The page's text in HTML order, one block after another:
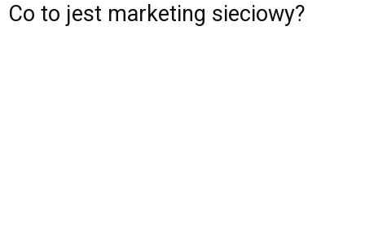
Co to jest marketing sieciowy?